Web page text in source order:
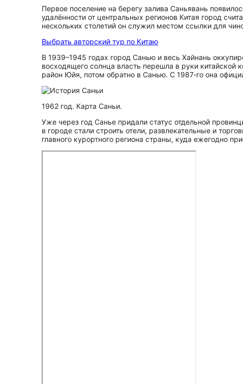
Первое поселение на берегу залива Саньявань
удалённости от центральных регионов Китая город
нескольких столетий он служил местом ссылки для
Выбрать авторский тур по Китаю
В 1939–1945 годах город Санью и весь Хайнань
восходящего солнца власть перешла в руки
район Юйя, потом обратно в Санью. С 1987‑го она
1962 год. Карта Саньи.
Уже через год Санье придали статус отдельной
в городе стали строить отели, развлекательные и
главного курортного региона страны, куда ежегодно